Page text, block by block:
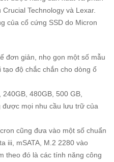
Technology và Lexar.
của cổ cứng SSD do Micron
đơn giản, nhọ gọn một số mẫu
độ chắc chắn cho dòng ổ
480GB, 500 GB,
mọi nhu cầu lưu trữ của
cũng đưa vào một số chuẩn
iii, mSATA, M.2 2280 vào
theo đó là các tính năng công